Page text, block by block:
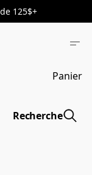
125$+
Panier
Recherche